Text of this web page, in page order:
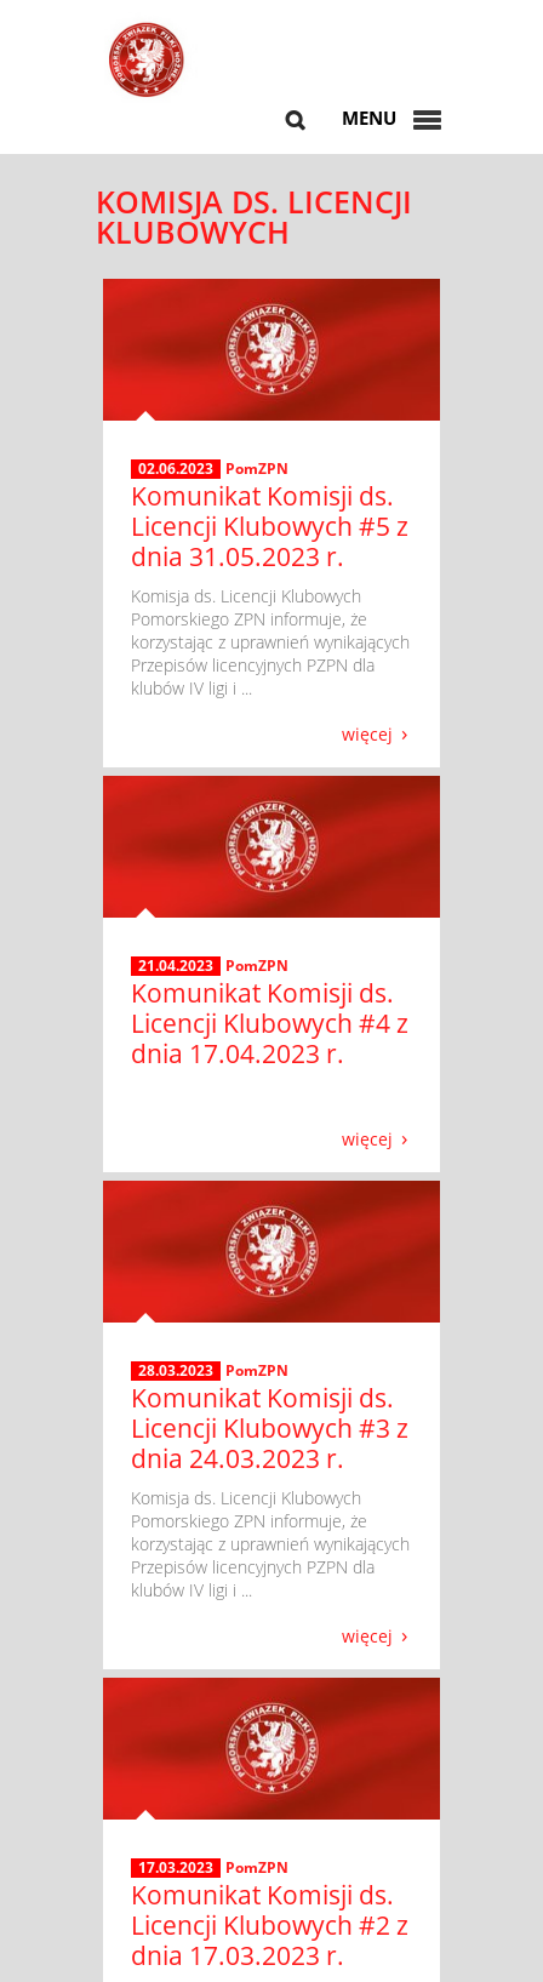
MENU
KOMISJA DS. LICENCJI
KLUBOWYCH
02.06.2023 PomZPN
Komunikat Komisji ds.
Licencji Klubowych #5 z
dnia 31.05.2023 r.
​ Komisja ds. Licencji Klubowych
Pomorskiego ZPN informuje, że
korzystając z uprawnień wynikających
Przepisów licencyjnych PZPN dla
klubów IV ligi i ...
więcej
21.04.2023 PomZPN
Komunikat Komisji ds.
Licencji Klubowych #4 z
dnia 17.04.2023 r.
więcej
28.03.2023 PomZPN
Komunikat Komisji ds.
Licencji Klubowych #3 z
dnia 24.03.2023 r.
​ Komisja ds. Licencji Klubowych
Pomorskiego ZPN informuje, że
korzystając z uprawnień wynikających
Przepisów licencyjnych PZPN dla
klubów IV ligi i ...
więcej
17.03.2023 PomZPN
Komunikat Komisji ds.
Licencji Klubowych #2 z
dnia 17.03.2023 r.